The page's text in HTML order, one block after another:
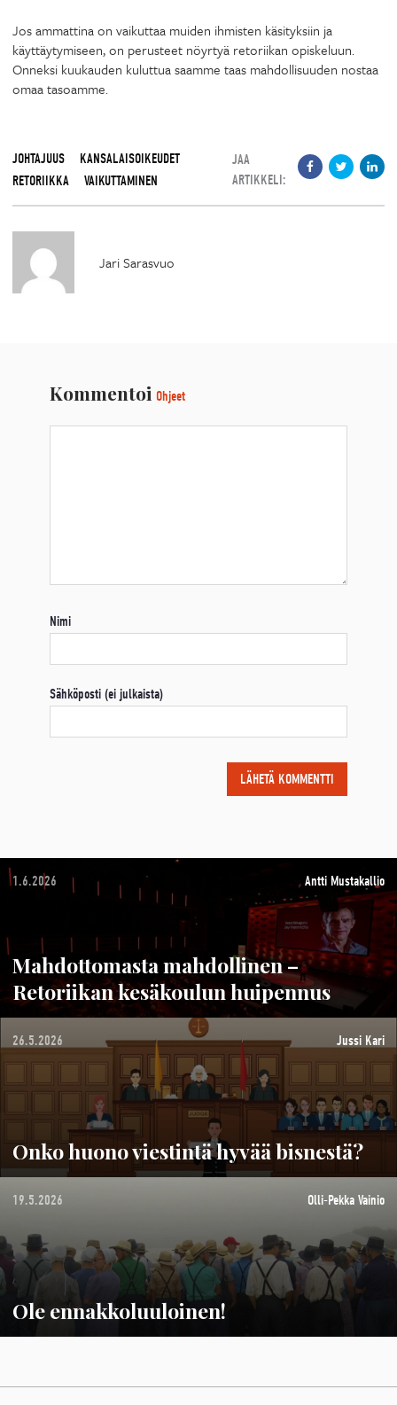
Jos ammattina on vaikuttaa muiden ihmisten käsityksiin ja
käyttäytymiseen, on perusteet nöyrtyä retoriikan opiskeluun.
Onneksi kuukauden kuluttua saamme taas mahdollisuuden nostaa
omaa tasoamme.
JOHTAJUUS
KANSALAISOIKEUDET
RETORIIKKA
VAIKUTTAMINEN
JAA
ARTIKKELI:
Jari Sarasvuo
Kommentoi Ohjeet
Nimi
Sähköposti (ei julkaista)
1.6.2026 Antti Mustakallio
Mahdottomasta mahdollinen –
Retoriikan kesäkoulun huipennus
26.5.2026 Jussi Kari
Onko huono viestintä hyvää bisnestä?
19.5.2026 Olli-Pekka Vainio
Ole ennakkoluuloinen!